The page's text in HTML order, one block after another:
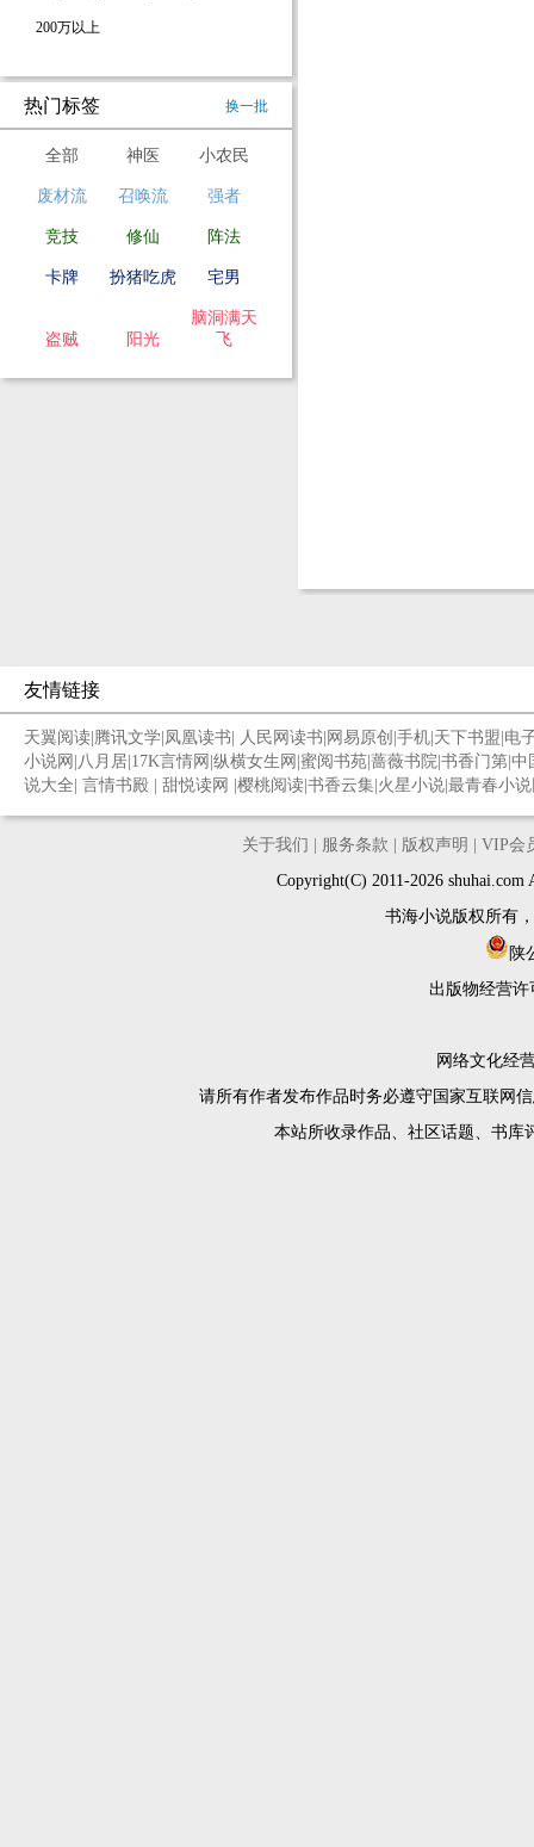
200万以上
热门标签 换一批
全部 神医 小农民
废材流 召唤流 强者
竞技 修仙 阵法
卡牌 扮猪吃虎 宅男
盗贼 阳光
脑洞满天
飞
友情链接
天翼阅读 腾讯文学 凤凰读书 人民网读书 网易原创 手机 天下书盟 电
小说网 八月居 17K言情网 纵横女生网 蜜阅书苑 蔷薇书院 书香门第 中
说大全 言情书殿 甜悦读网 樱桃阅读 书香云集 火星小说 最青春小
关于我们 服务条款 版权声明
VIP会
Copyright(C) 2011-2026
书海小说版权所有
陕
出版物经营许
网络文化经
请所有作者发布作品时务必遵守国家互联网
本站所收录作品、社区话题、书库